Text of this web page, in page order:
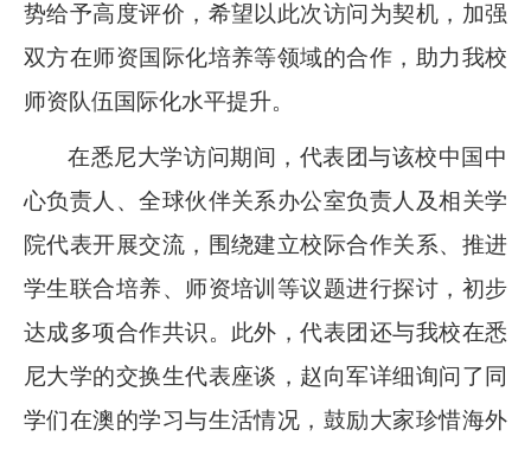
势给予高度评价，希望以此次访问为契机，加强
双方在师资国际化培养等领域的合作，助力我校
师资队伍国际化水平提升。
在悉尼大学访问期间，代表团与该校中国中
心负责人、全球伙伴关系办公室负责人及相关学
院代表开展交流，围绕建立校际合作关系、推进
学生联合培养、师资培训等议题进行探讨，初步
达成多项合作共识。此外，代表团还与我校在悉
尼大学的交换生代表座谈，赵向军详细询问了同
学们在澳的学习与生活情况，鼓励大家珍惜海外